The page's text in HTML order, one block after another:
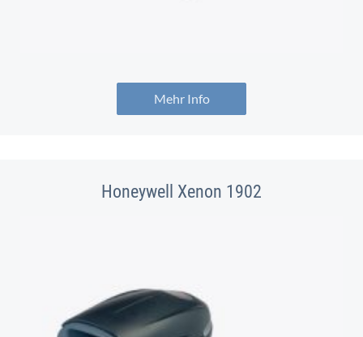
Mehr Info
Honeywell Xenon 1902